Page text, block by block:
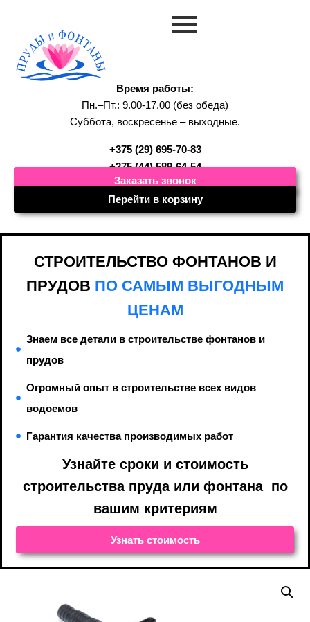
Время работы:
Пн.–Пт.: 9.00-17.00 (без обеда)
Суббота, воскресенье – выходные.
+375 (29) 695-70-83
+375 (44) 589-64-54
Заказать звонок
Перейти в корзину
СТРОИТЕЛЬСТВО ФОНТАНОВ И
ПРУДОВ ПО САМЫМ ВЫГОДНЫМ
ЦЕНАМ
Знаем все детали в строительстве фонтанов и
прудов
Огромный опыт в строительстве всех видов
водоемов
Гарантия качества производимых работ
Узнайте cроки и стоимость
строительства пруда или фонтана по
вашим критериям
Узнать стоимость